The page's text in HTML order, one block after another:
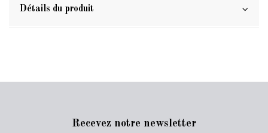
Détails du produit
Recevez notre newsletter